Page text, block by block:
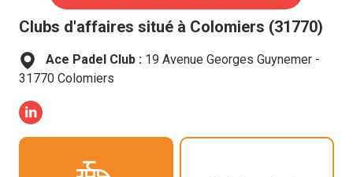
Clubs d'affaires situé à Colomiers (31770)
Ace Padel Club : 19 Avenue Georges Guynemer -
31770 Colomiers